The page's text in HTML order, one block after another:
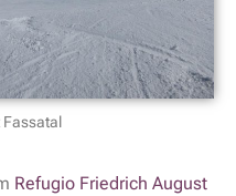
Fassatal
Refugio Friedrich August